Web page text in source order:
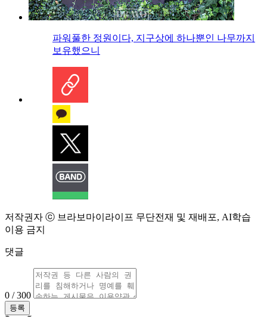
파워풀한 정원이다, 지구상에 하나뿐인 나무까지
보유했으니
저작권자 ⓒ 브라보마이라이프 무단전재 및 재배포, AI학습
이용 금지
댓글
0 / 300